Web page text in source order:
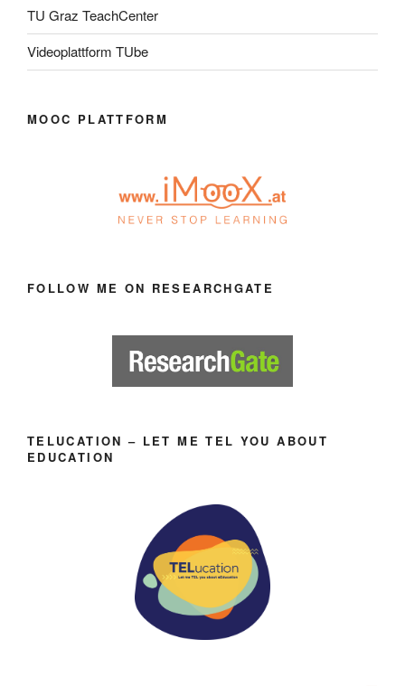
TU Graz TeachCenter
Videoplattform TUbe
MOOC PLATTFORM
FOLLOW ME ON RESEARCHGATE
TELUCATION – LET ME TEL YOU ABOUT
EDUCATION